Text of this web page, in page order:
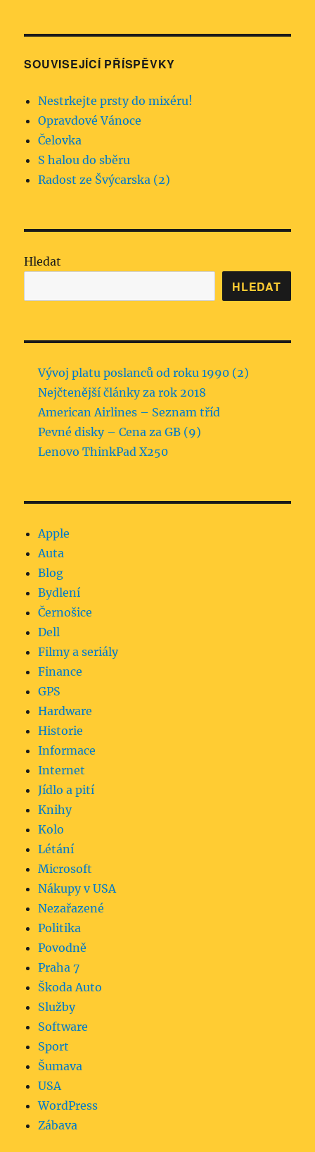
SOUVISEJÍCÍ PŘÍSPĚVKY
Nestrkejte prsty do mixéru!
Opravdové Vánoce
Čelovka
S halou do sběru
Radost ze Švýcarska (2)
Hledat
HLEDAT
Vývoj platu poslanců od roku 1990 (2)
Nejčtenější články za rok 2018
American Airlines – Seznam tříd
Pevné disky – Cena za GB (9)
Lenovo ThinkPad X250
Apple
Auta
Blog
Bydlení
Černošice
Dell
Filmy a seriály
Finance
GPS
Hardware
Historie
Informace
Internet
Jídlo a pití
Knihy
Kolo
Létání
Microsoft
Nákupy v USA
Nezařazené
Politika
Povodně
Praha 7
Škoda Auto
Služby
Software
Sport
Šumava
USA
WordPress
Zábava